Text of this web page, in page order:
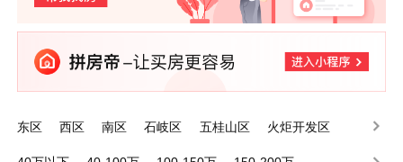
东区 西区 南区 石岐区 五桂山区
火炬开发区